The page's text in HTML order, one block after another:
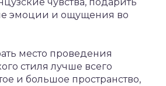
эмоции и ощущения во
место проведения
стиля лучше всего
и большое пространство,